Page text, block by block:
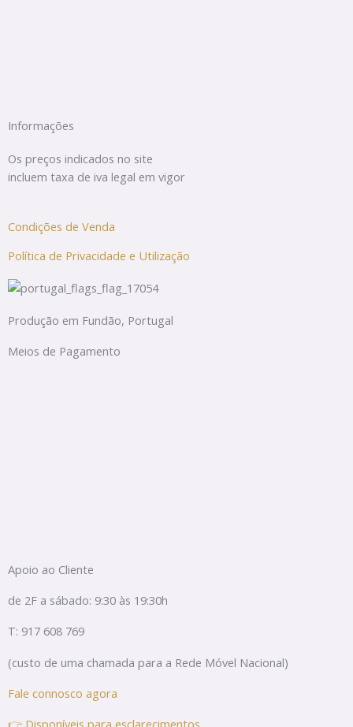
Informações
Os preços indicados no site
incluem taxa de iva legal em vigor
Condições de Venda
Política de Privacidade e Utilização
Produção em Fundão, Portugal
Meios de Pagamento
Apoio ao Cliente
de 2F a sábado: 9:30 às 19:30h
T: 917 608 769
(custo de uma chamada para a Rede Móvel Nacional)
Fale connosco agora